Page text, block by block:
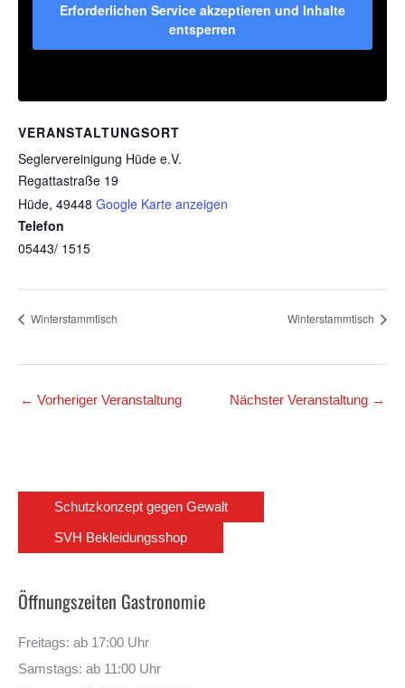
VERANSTALTUNGSORT
Seglervereinigung Hüde e.V.
Regattastraße 19
Hüde, 49448 Google Karte anzeigen
Telefon
05443/ 1515
Erforderlichen Service akzeptieren und Inhalte
entsperren
Winterstammtisch Winterstammtisch
← Vorheriger Veranstaltung Nächster Veranstaltung →
Schutzkonzept gegen Gewalt
SVH Bekleidungsshop
Öffnungszeiten Gastronomie
Freitags: ab 17:00 Uhr
Samstags: ab 11:00 Uhr